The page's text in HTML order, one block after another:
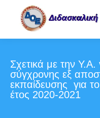
Σχετικά με την
σύγχρονης εξ
εκπαίδευσης για
έτος 2020-2021